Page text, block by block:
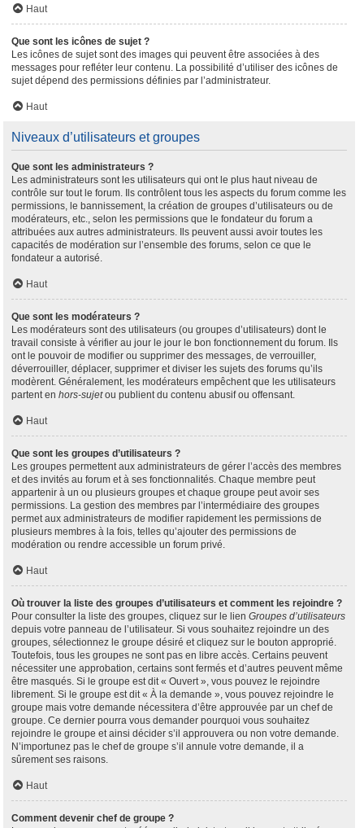
Haut
Que sont les icônes de sujet ?
Les icônes de sujet sont des images qui peuvent être associées à des
messages pour refléter leur contenu. La possibilité d’utiliser des icônes de
sujet dépend des permissions définies par l’administrateur.
Haut
Niveaux d’utilisateurs et groupes
Que sont les administrateurs ?
Les administrateurs sont les utilisateurs qui ont le plus haut niveau de
contrôle sur tout le forum. Ils contrôlent tous les aspects du forum comme les
permissions, le bannissement, la création de groupes d’utilisateurs ou de
modérateurs, etc., selon les permissions que le fondateur du forum a
attribuées aux autres administrateurs. Ils peuvent aussi avoir toutes les
capacités de modération sur l’ensemble des forums, selon ce que le
fondateur a autorisé.
Haut
Que sont les modérateurs ?
Les modérateurs sont des utilisateurs (ou groupes d’utilisateurs) dont le
travail consiste à vérifier au jour le jour le bon fonctionnement du forum. Ils
ont le pouvoir de modifier ou supprimer des messages, de verrouiller,
déverrouiller, déplacer, supprimer et diviser les sujets des forums qu’ils
modèrent. Généralement, les modérateurs empêchent que les utilisateurs
partent en hors-sujetou publient du contenu abusif ou offensant.
Haut
Que sont les groupes d’utilisateurs ?
Les groupes permettent aux administrateurs de gérer l’accès des membres
et des invités au forum et à ses fonctionnalités. Chaque membre peut
appartenir à un ou plusieurs groupes et chaque groupe peut avoir ses
permissions. La gestion des membres par l’intermédiaire des groupes
permet aux administrateurs de modifier rapidement les permissions de
plusieurs membres à la fois, telles qu’ajouter des permissions de
modération ou rendre accessible un forum privé.
Haut
Où trouver la liste des groupes d’utilisateurs et comment les rejoindre ?
Pour consulter la liste des groupes, cliquez sur le lien Groupes d’utilisateurs
depuis votre panneau de l’utilisateur. Si vous souhaitez rejoindre un des
groupes, sélectionnez le groupe désiré et cliquez sur le bouton approprié.
Toutefois, tous les groupes ne sont pas en libre accès. Certains peuvent
nécessiter une approbation, certains sont fermés et d’autres peuvent même
être masqués. Si le groupe est dit « Ouvert », vous pouvez le rejoindre
librement. Si le groupe est dit « À la demande », vous pouvez rejoindre le
groupe mais votre demande nécessitera d’être approuvée par un chef de
groupe. Ce dernier pourra vous demander pourquoi vous souhaitez
rejoindre le groupe et ainsi décider s’il approuvera ou non votre demande.
N’importunez pas le chef de groupe s’il annule votre demande, il a
sûrement ses raisons.
Haut
Comment devenir chef de groupe ?